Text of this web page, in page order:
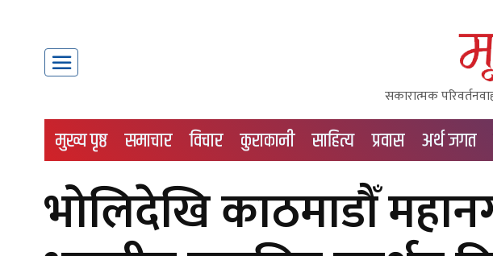
सकारात्मक
मुख्य पृष्ठ समाचार विचार कुराकानी साहित्य प्रवास अर्थ जगत
भोलिदेखि काठमाडौँ